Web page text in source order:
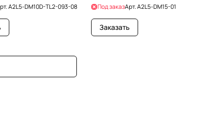
A2L5-DM10D-TL2-093-08 Под заказАрт.A2L5-DM15-01
Заказать